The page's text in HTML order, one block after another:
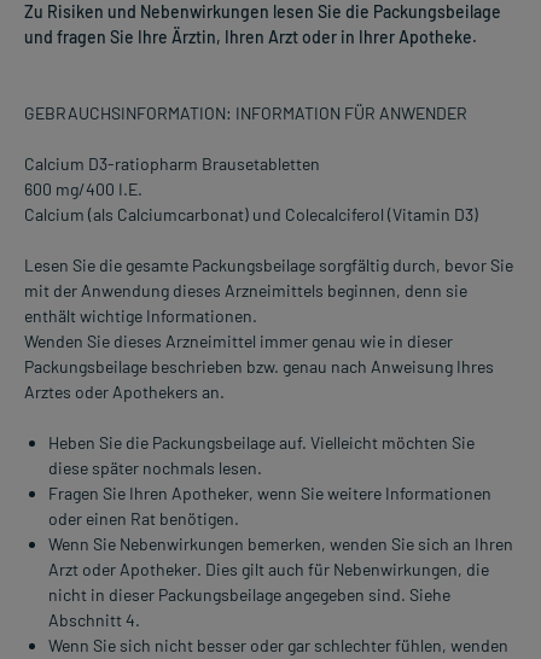
Zu Risiken und Nebenwirkungen lesen Sie die Packungsbeilage
und fragen Sie Ihre Ärztin, Ihren Arzt oder in Ihrer Apotheke.
GEBRAUCHSINFORMATION: INFORMATION FÜR ANWENDER
Calcium D3-ratiopharm Brausetabletten
600 mg/400 I.E.
Calcium (als Calciumcarbonat) und Colecalciferol (Vitamin D3)
Lesen Sie die gesamte Packungsbeilage sorgfältig durch, bevor Sie
mit der Anwendung dieses Arzneimittels beginnen, denn sie
enthält wichtige Informationen.
Wenden Sie dieses Arzneimittel immer genau wie in dieser
Packungsbeilage beschrieben bzw. genau nach Anweisung Ihres
Arztes oder Apothekers an.
Heben Sie die Packungsbeilage auf. Vielleicht möchten Sie
diese später nochmals lesen.
Fragen Sie Ihren Apotheker, wenn Sie weitere Informationen
oder einen Rat benötigen.
Wenn Sie Nebenwirkungen bemerken, wenden Sie sich an Ihren
Arzt oder Apotheker. Dies gilt auch für Nebenwirkungen, die
nicht in dieser Packungsbeilage angegeben sind. Siehe
Abschnitt 4.
Wenn Sie sich nicht besser oder gar schlechter fühlen, wenden